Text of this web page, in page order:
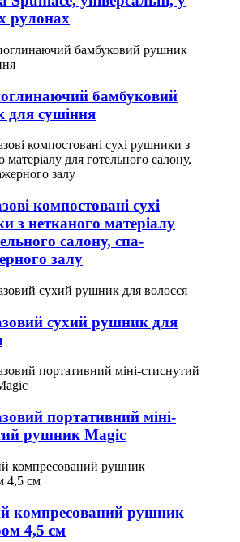
рулонах
бамбуковий
для сушіння
компостовані сухі
з нетканого матеріалу
салону, спа-
залу
сухий рушник для
портативний міні-
рушник Magic
компресований рушник
4,5 см